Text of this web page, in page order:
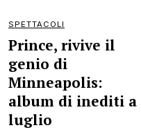
SPETTACOLI
Prince, rivive il
genio di
Minneapolis:
album di inediti a
luglio